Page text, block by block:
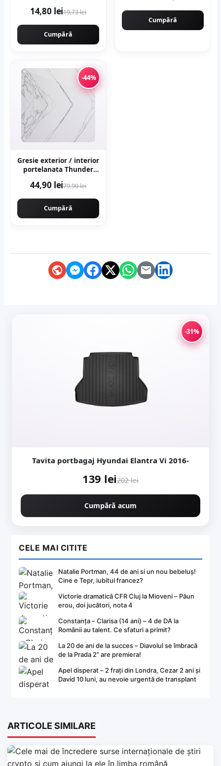
14,80 lei19,73 lei
Cumpără
MASH IGBT TEHNOLOGY
ULTRA HYBRID POWER,
Cumpără
-44%
Gresie exterior / interior
portelanata Thunder
120 cm lucioasa
44,90 lei79,90 lei
Cumpără
-31%
Tavita portbagaj Hyundai Elantra Vi 2016-
139 lei202 lei
Cumpără acum
CELE MAI CITITE
Natalie Portman, 44 de ani si un nou bebeluș!
Cine e Tepr, iubitul francez?
Victorie dramatică CFR Cluj la Mioveni – Păun
erou, doi jucători, nota 4
Constanța – Clarisa (14 ani) – 4 de DA la
Românii au talent. Ce sfaturi a primit?
La 20 de ani de la succes – Diavolul se îmbracă
de la Prada 2” are premiera!
Apel disperat – 2 frați din Londra, Cezar 2 ani și
David 10 luni, au nevoie urgentă de transplant
ARTICOLE SIMILARE